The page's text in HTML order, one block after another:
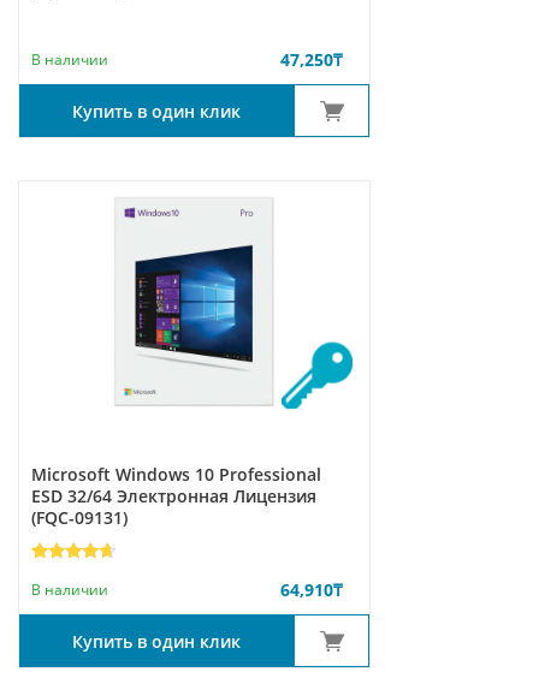
В наличии 47,250₸
Купить в один клик
Microsoft Windows 10 Professional
ESD 32/64 Электронная Лицензия
(FQC-09131)
4.43из 5
основе
опроса
пользователей
В наличии 64,910₸
Купить в один клик